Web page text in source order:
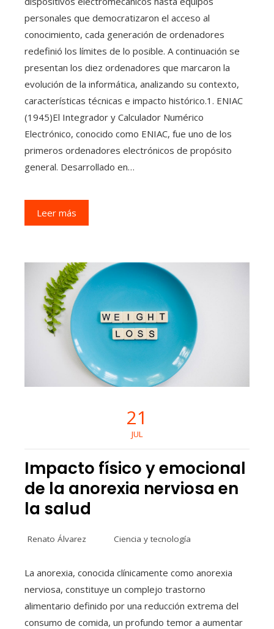
personales que democratizaron el acceso al
conocimiento, cada generación de ordenadores
redefinió los límites de lo posible. A continuación se
presentan los diez ordenadores que marcaron la
evolución de la informática, analizando su contexto,
características técnicas e impacto histórico.1. ENIAC
(1945)El Integrador y Calculador Numérico
Electrónico, conocido como ENIAC, fue uno de los
primeros ordenadores electrónicos de propósito
general. Desarrollado en…
Leer más
21
JUL
Impacto físico y emocional
de la anorexia nerviosa en
la salud
Renato Álvarez Ciencia y tecnología
La anorexia, conocida clínicamente como anorexia
nerviosa, constituye un complejo trastorno
alimentario definido por una reducción extrema del
consumo de comida, un profundo temor a aumentar